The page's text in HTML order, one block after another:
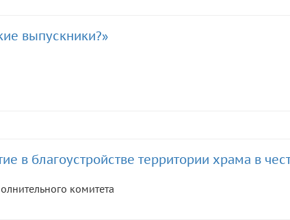
выпускники?»
в благоустройстве территории храма в
комитета